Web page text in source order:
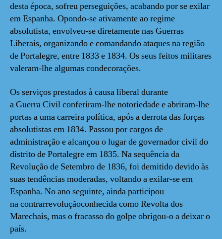
desta época, sofreu perseguições, acabando por se exilar
em Espanha. Opondo-se ativamente ao regime
absolutista, envolveu-se diretamente nas Guerras
Liberais, organizando e comandando ataques na região
de Portalegre, entre 1833 e 1834. Os seus feitos militares
valeram-lhe algumas condecorações.
Os serviços prestados à causa liberal durante
a Guerra Civil conferiram-lhe notoriedade e abriram-lhe
portas a uma carreira política, após a derrota das forças
absolutistas em 1834. Passou por cargos de
administração e alcançou o lugar de governador civil do
distrito de Portalegre em 1835. Na sequência da
Revolução de Setembro de 1836, foi demitido devido às
suas tendências moderadas, voltando a exilar-se em
Espanha. No ano seguinte, ainda participou
na contrarrevoluçãoconhecida como Revolta dos
Marechais, mas o fracasso do golpe obrigou-o a deixar o
país.